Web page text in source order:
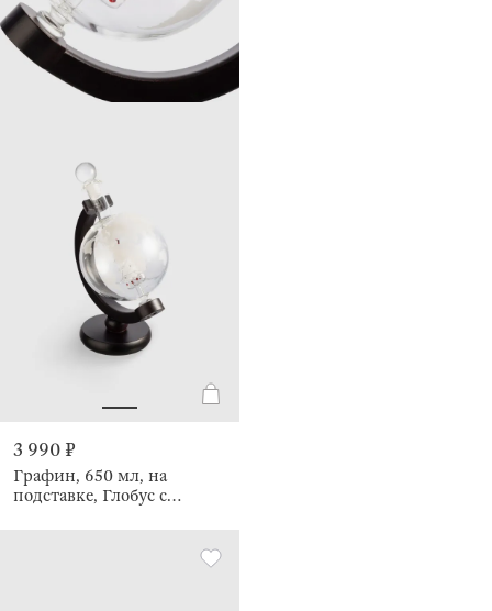
3 990 ₽
Графин, 650 мл, на
подставке, Глобус с